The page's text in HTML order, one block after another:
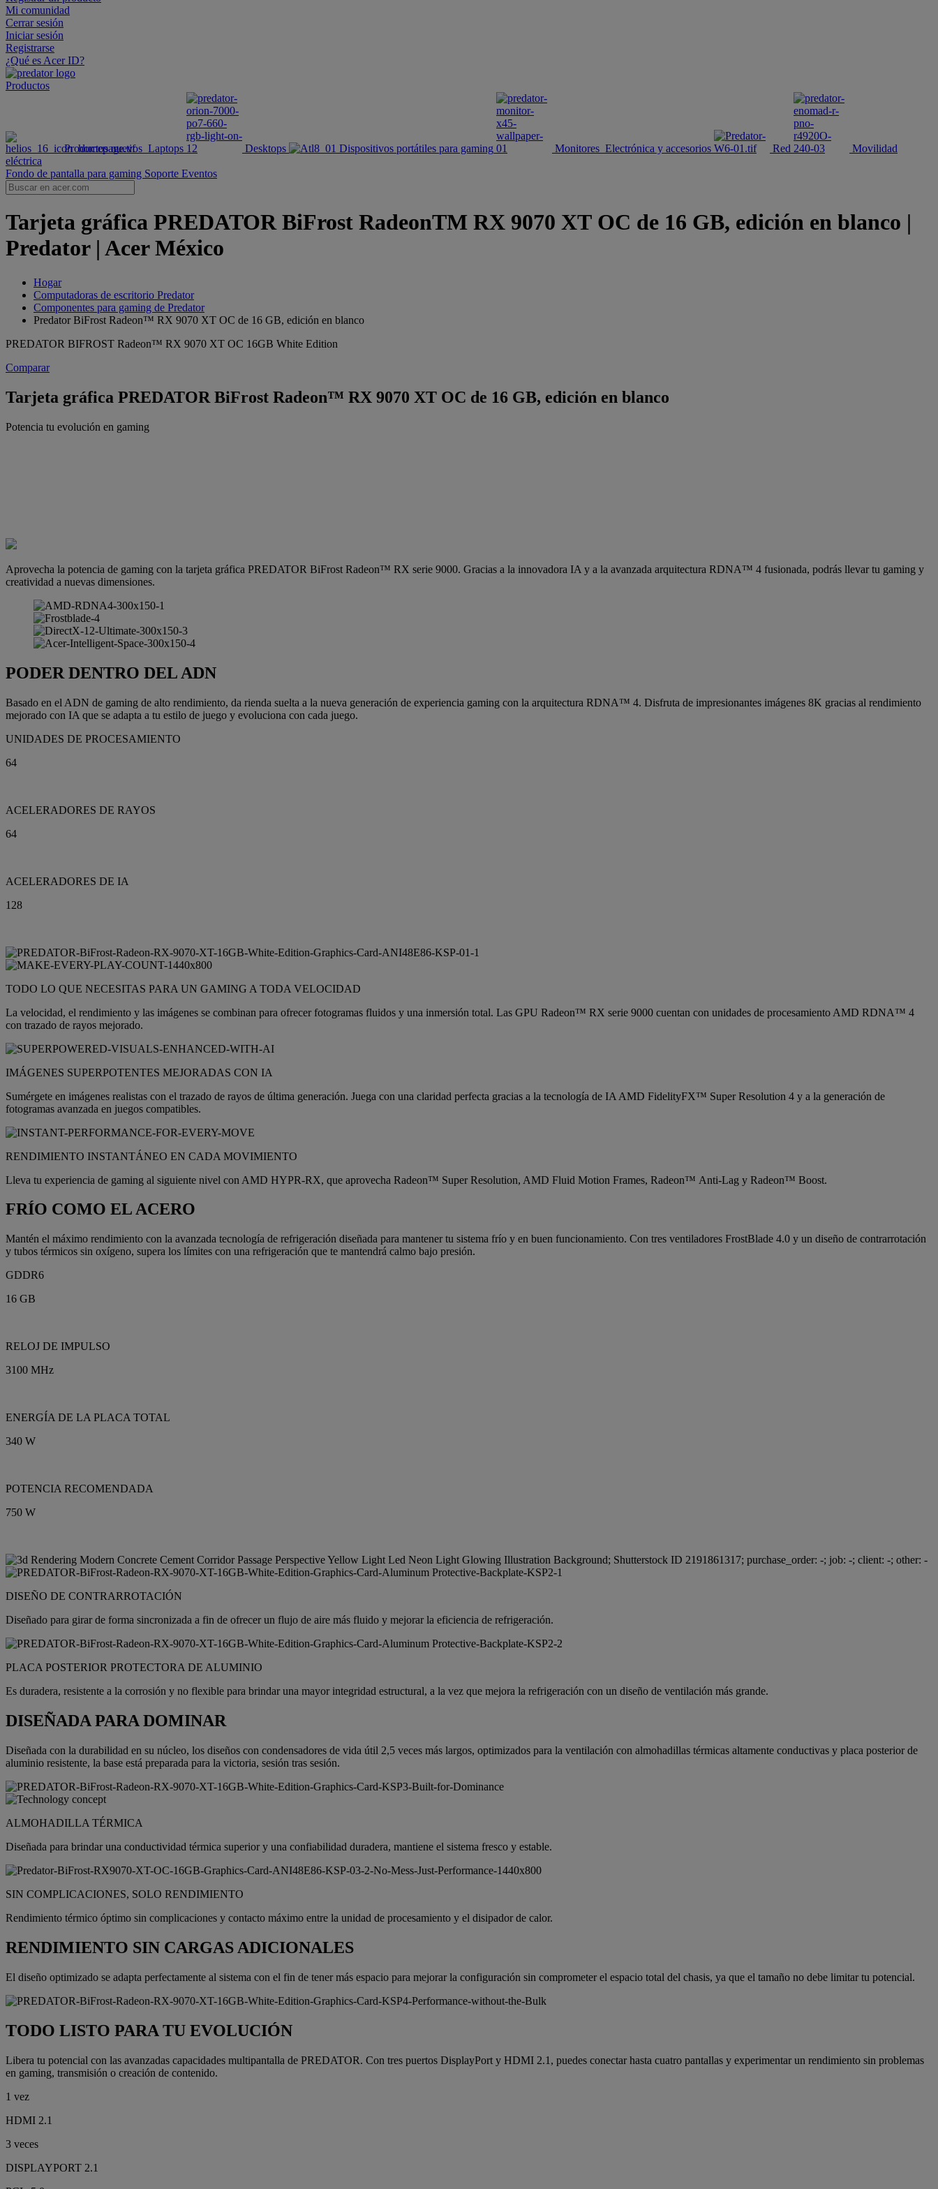
Mi comunidad
Cerrar sesión
Iniciar sesión
Registrarse
¿Qué es Acer ID?
Productos
Productos nuevos Laptops Desktops Dispositivos portátiles para gaming Monitores Electrónica y accesorios Red
Movilidad
eléctrica
Fondo de pantalla para gaming Soporte Eventos
Tarjeta gráfica PREDATOR BiFrost RadeonTM RX 9070 XT OC de 16 GB, edición en blanco |
Predator | Acer México
Hogar
Computadoras de escritorio Predator
Componentes para gaming de Predator
Predator BiFrost Radeon™ RX 9070 XT OC de 16 GB, edición en blanco
PREDATOR BIFROST Radeon™ RX 9070 XT OC 16GB White Edition
Comparar
Tarjeta gráfica PREDATOR BiFrost Radeon™ RX 9070 XT OC de 16 GB, edición en blanco
Potencia tu evolución en gaming
Aprovecha la potencia de gaming con la tarjeta gráfica PREDATOR BiFrost Radeon™ RX serie 9000. Gracias a la innovadora IA y a la avanzada arquitectura RDNA™ 4 fusionada, podrás llevar tu gaming y
creatividad a nuevas dimensiones.
PODER DENTRO DEL ADN
Basado en el ADN de gaming de alto rendimiento, da rienda suelta a la nueva generación de experiencia gaming con la arquitectura RDNA™ 4. Disfruta de impresionantes imágenes 8K gracias al rendimiento
mejorado con IA que se adapta a tu estilo de juego y evoluciona con cada juego.
UNIDADES DE PROCESAMIENTO
64
ACELERADORES DE RAYOS
64
ACELERADORES DE IA
128
TODO LO QUE NECESITAS PARA UN GAMING A TODA VELOCIDAD
La velocidad, el rendimiento y las imágenes se combinan para ofrecer fotogramas fluidos y una inmersión total. Las GPU Radeon™ RX serie 9000 cuentan con unidades de procesamiento AMD RDNA™ 4
con trazado de rayos mejorado.
IMÁGENES SUPERPOTENTES MEJORADAS CON IA
Sumérgete en imágenes realistas con el trazado de rayos de última generación. Juega con una claridad perfecta gracias a la tecnología de IA AMD FidelityFX™ Super Resolution 4 y a la generación de
fotogramas avanzada en juegos compatibles.
RENDIMIENTO INSTANTÁNEO EN CADA MOVIMIENTO
Lleva tu experiencia de gaming al siguiente nivel con AMD HYPR-RX, que aprovecha Radeon™ Super Resolution, AMD Fluid Motion Frames, Radeon™ Anti-Lag y Radeon™ Boost.
FRÍO COMO EL ACERO
Mantén el máximo rendimiento con la avanzada tecnología de refrigeración diseñada para mantener tu sistema frío y en buen funcionamiento. Con tres ventiladores FrostBlade 4.0 y un diseño de contrarrotación
y tubos térmicos sin oxígeno, supera los límites con una refrigeración que te mantendrá calmo bajo presión.
GDDR6
16 GB
RELOJ DE IMPULSO
3100 MHz
ENERGÍA DE LA PLACA TOTAL
340 W
POTENCIA RECOMENDADA
750 W
DISEÑO DE CONTRARROTACIÓN
Diseñado para girar de forma sincronizada a fin de ofrecer un flujo de aire más fluido y mejorar la eficiencia de refrigeración.
PLACA POSTERIOR PROTECTORA DE ALUMINIO
Es duradera, resistente a la corrosión y no flexible para brindar una mayor integridad estructural, a la vez que mejora la refrigeración con un diseño de ventilación más grande.
DISEÑADA PARA DOMINAR
Diseñada con la durabilidad en su núcleo, los diseños con condensadores de vida útil 2,5 veces más largos, optimizados para la ventilación con almohadillas térmicas altamente conductivas y placa posterior de
aluminio resistente, la base está preparada para la victoria, sesión tras sesión.
ALMOHADILLA TÉRMICA
Diseñada para brindar una conductividad térmica superior y una confiabilidad duradera, mantiene el sistema fresco y estable.
SIN COMPLICACIONES, SOLO RENDIMIENTO
Rendimiento térmico óptimo sin complicaciones y contacto máximo entre la unidad de procesamiento y el disipador de calor.
RENDIMIENTO SIN CARGAS ADICIONALES
El diseño optimizado se adapta perfectamente al sistema con el fin de tener más espacio para mejorar la configuración sin comprometer el espacio total del chasis, ya que el tamaño no debe limitar tu potencial.
TODO LISTO PARA TU EVOLUCIÓN
Libera tu potencial con las avanzadas capacidades multipantalla de PREDATOR. Con tres puertos DisplayPort y HDMI 2.1, puedes conectar hasta cuatro pantallas y experimentar un rendimiento sin problemas
en gaming, transmisión o creación de contenido.
1 vez
HDMI 2.1
3 veces
DISPLAYPORT 2.1